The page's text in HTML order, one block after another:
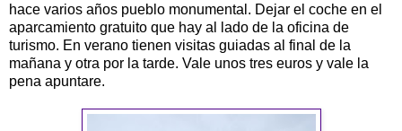
hace varios años pueblo monumental. Dejar el coche en el
aparcamiento gratuito que hay al lado de la oficina de
turismo. En verano tienen visitas guiadas al final de la
mañana y otra por la tarde. Vale unos tres euros y vale la
pena apuntare.